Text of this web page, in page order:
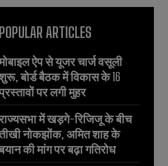
POPULAR ARTICLES
ऐप से यूजर चार्ज वसूली
बोर्ड बैठक में विकास के 16
पर लगी मुहर
में खड़गे-रिजिजू के बीच
नोकझोंक, अमित शाह के
की मांग पर बढ़ा गतिरोध